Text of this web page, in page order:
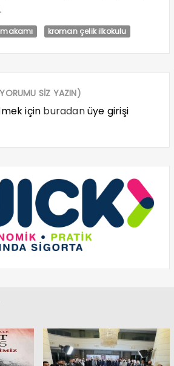
kroman çelik ilkokulu
SİZ YAZIN)
için buradanüye girişi